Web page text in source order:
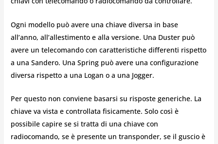
Ogni modello può avere una chiave diversa in base
all’anno, all’allestimento e alla versione. Una Duster può
avere un telecomando con caratteristiche differenti rispetto
a una Sandero. Una Spring può avere una configurazione
diversa rispetto a una Logan o a una Jogger.
Per questo non conviene basarsi su risposte generiche. La
chiave va vista e controllata fisicamente. Solo così è
possibile capire se si tratta di una chiave con
radiocomando, se è presente un transponder, se il guscio è